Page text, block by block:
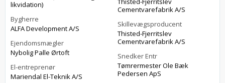
likvidation)
Bygherre
ALFA Development A/S
Ejendomsmægler
Nybolig Palle Ørtoft
El-entreprenør
Mariendal El-Teknik A/S
Cementvarefabrik A/S
Skillevægsproducent
Thisted-Fjerritslev
Cementvarefabrik A/S
Snedker Entr
Tømrermester Ole Bæk
Pedersen ApS